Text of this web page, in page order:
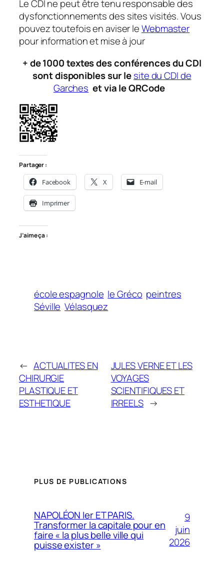
Le CDI ne peut être tenu responsable des
dysfonctionnements des sites visités. Vous
pouvez toutefois en aviser leWebmaster
pour information et mise à jour
+ de 1000 textes des conférences du CDI
sont disponibles sur lesite du CDI de
Garches et via le QRCode
Partager :
Facebook X E-mail
Imprimer
J’aime ça :
école espagnole le Gréco peintres
Séville Vélasquez
← ACTUALITES EN
CHIRURGIE
PLASTIQUE ET
ESTHETIQUE
JULES VERNE ET LES
VOYAGES
SCIENTIFIQUES ET
IRREELS →
PLUS DE PUBLICATIONS
NAPOLÉON Ier ET PARIS.
Transformer la capitale pour en
faire « la plus belle ville qui
puisse exister »
9
juin
2026